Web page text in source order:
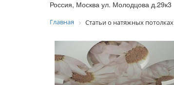
Россия, Москва ул. Молодцова д.29к3
Главная Статьи о натяжных потолках